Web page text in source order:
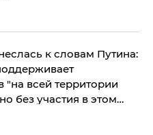
к словам Путина:
всей территории
без участия в этом
"Л/ДНР"